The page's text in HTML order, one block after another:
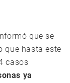
que se
que hasta este
casos
ya